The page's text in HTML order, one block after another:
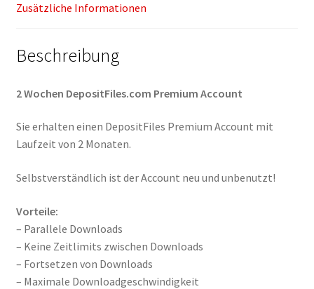
Zusätzliche Informationen
Beschreibung
2 Wochen DepositFiles.com Premium Account
Sie erhalten einen DepositFiles Premium Account mit
Laufzeit von 2 Monaten.
Selbstverständlich ist der Account neu und unbenutzt!
Vorteile:
– Parallele Downloads
– Keine Zeitlimits zwischen Downloads
– Fortsetzen von Downloads
– Maximale Downloadgeschwindigkeit